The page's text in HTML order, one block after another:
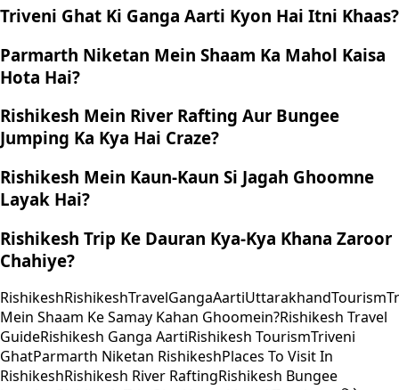
Triveni Ghat Ki Ganga Aarti Kyon Hai Itni Khaas?
Parmarth Niketan Mein Shaam Ka Mahol Kaisa
Hota Hai?
Rishikesh Mein River Rafting Aur Bungee
Jumping Ka Kya Hai Craze?
Rishikesh Mein Kaun-Kaun Si Jagah Ghoomne
Layak Hai?
Rishikesh Trip Ke Dauran Kya-Kya Khana Zaroor
Chahiye?
RishikeshRishikeshTravelGangaAartiUttarakhandTourism
Mein Shaam Ke Samay Kahan Ghoomein?Rishikesh Travel
GuideRishikesh Ganga AartiRishikesh TourismTriveni
GhatParmarth Niketan RishikeshPlaces To Visit In
RishikeshRishikesh River RaftingRishikesh Bungee